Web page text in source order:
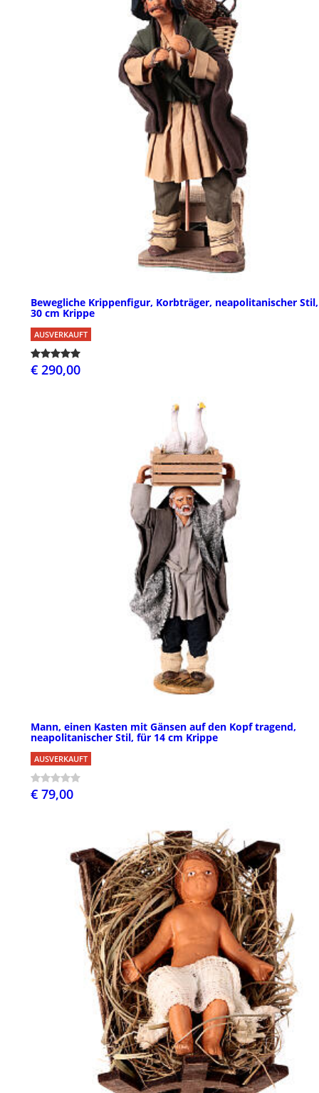
Bewegliche Krippenfigur, Korbträger, neapolitanischer
30 cm Krippe
AUSVERKAUFT
€ 290,00
Mann, einen Kasten mit Gänsen auf den Kopf tragend,
neapolitanischer Stil, für 14 cm Krippe
AUSVERKAUFT
€ 79,00